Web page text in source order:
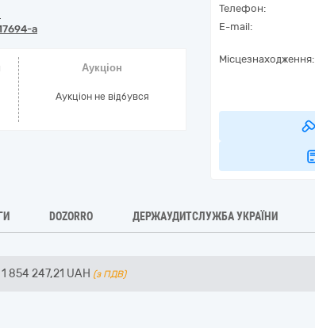
a
Аукціон
Аукціон не відбувся
Телефон:
E-mail:
Місцезнаходження:
DOZORRO ДЕРЖАУДИТСЛУЖБА УКРАЇНИ
1 854 247,21 UAH (з ПДВ)